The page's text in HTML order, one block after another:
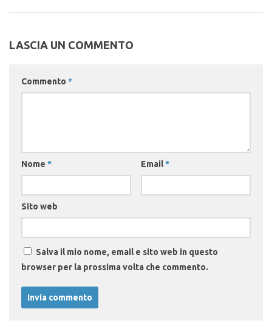
LASCIA UN COMMENTO
Commento *
Nome * Email*
Sito web
Salva il mio nome, email e sito web in questo
browser per la prossima volta che commento.